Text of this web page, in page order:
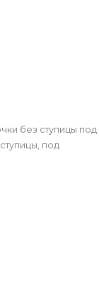
без ступицы под
под